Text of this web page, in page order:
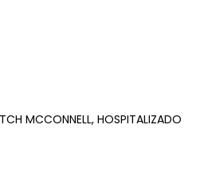
MCCONNELL, HOSPITALIZADO